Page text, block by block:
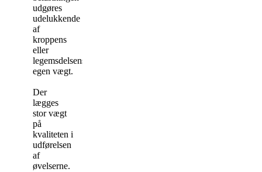
udgøres
udelukkende
af
kroppens
eller
legemsdelsens
egen vægt.
Der
lægges
stor vægt
på
kvaliteten i
udførelsen
af
øvelserne.